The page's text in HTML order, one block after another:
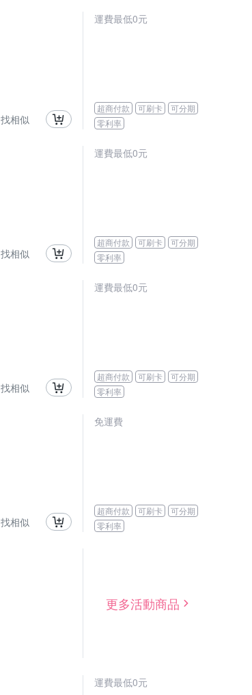
找相似
運費最低0元
超商付款 可刷卡
可分期
零利率
找相似
運費最低0元
超商付款 可刷卡
可分期
零利率
找相似
運費最低0元
超商付款 可刷卡
可分期
零利率
找相似
免運費
超商付款 可刷卡
可分期
零利率
更多活動商品
運費最低0元